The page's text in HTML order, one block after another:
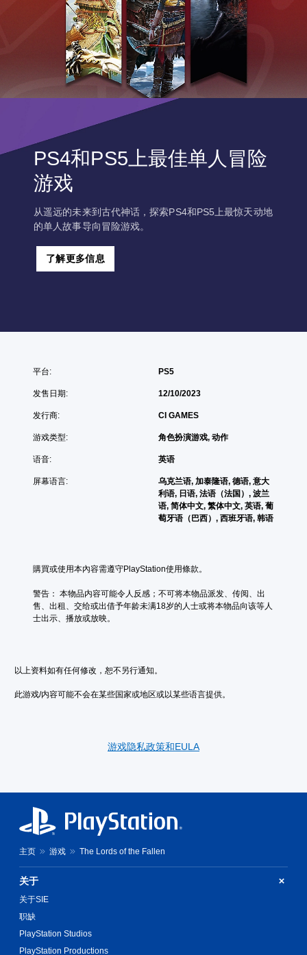
PS4和PS5上最佳单人冒险
游戏
从遥远的未来到古代神话，探索PS4和PS5上最惊天动地
的单人故事导向冒险游戏。
了解更多信息
平台: PS5
发售日期: 12/10/2023
发行商: CI GAMES
游戏类型: 角色扮演游戏, 动作
语音: 英语
屏幕语言:
乌克兰语, 加泰隆语, 德语, 意大
利语, 日语, 法语（法国）, 波兰
语, 简体中文, 繁体中文, 英语, 葡
萄牙语（巴西）, 西班牙语, 韩语
購買或使用本內容需遵守PlayStation使用條款。
警告： 本物品内容可能令人反感；不可将本物品派发、传阅、出
售、出租、交给或出借予年龄未满18岁的人士或将本物品向该等人
士出示、播放或放映。
以上资料如有任何修改，恕不另行通知。
此游戏/内容可能不会在某些国家或地区或以某些语言提供。
游戏隐私政策和EULA
主页 游戏 The Lords of the Fallen
关于
关于SIE
职缺
PlayStation Studios
PlayStation Productions